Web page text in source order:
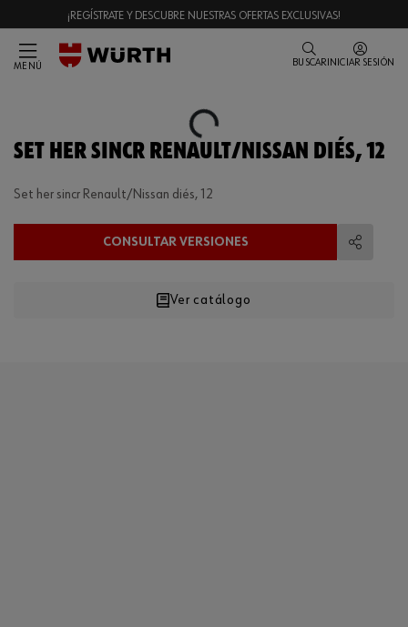
¡REGÍSTRATE Y DESCUBRE NUESTRAS OFERTAS EXCLUSIVAS!
MENÚ BUSCAR INICIAR SESIÓN
Loading...
SET HER SINCR RENAULT/NISSAN DIÉS, 12
Set her sincr Renault/Nissan diés, 12
CONSULTAR VERSIONES
Ver catálogo